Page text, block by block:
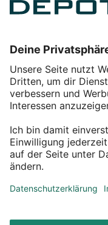
Service
Über DEPOT
Kontakt